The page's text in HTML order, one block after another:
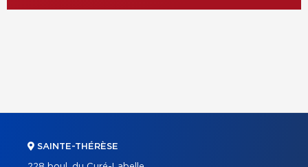
SAINTE-THÉRÈSE